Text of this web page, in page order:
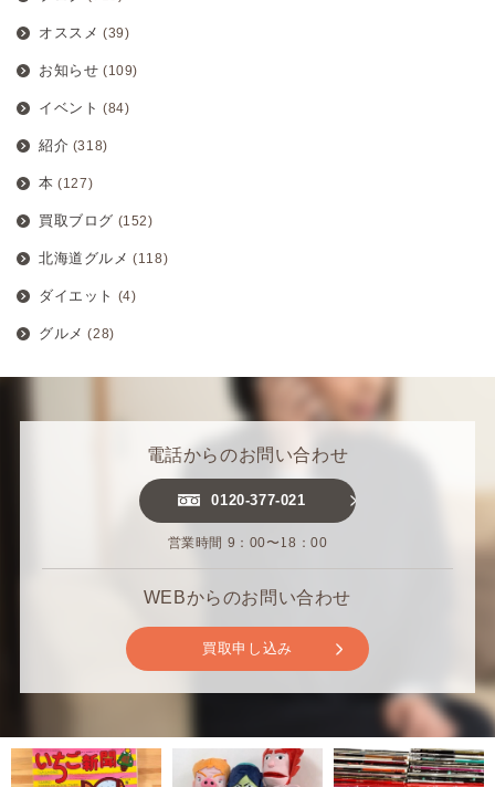
オススメ (39)
お知らせ (109)
イベント (84)
紹介 (318)
本 (127)
買取ブログ (152)
北海道グルメ (118)
ダイエット (4)
グルメ (28)
電話からのお問い合わせ
0120-377-021
営業時間 9：00〜18：00
WEBからのお問い合わせ
買取申し込み